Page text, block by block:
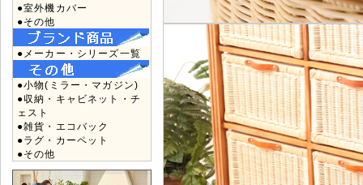
●室外機カバー
●その他
●メーカー・シリーズ一覧
●小物(ミラー・マガジン)
●収納・キャビネット・チ
ェスト
●雑貨・エコバック
●ラグ・カーペット
●その他